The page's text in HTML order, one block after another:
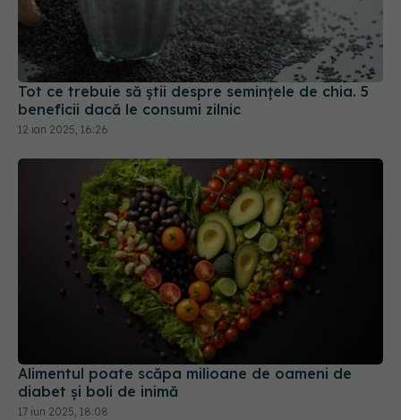
Tot ce trebuie să știi despre semințele de chia. 5
beneficii dacă le consumi zilnic
12 ian 2025, 16:26
Alimentul poate scăpa milioane de oameni de
diabet și boli de inimă
17 iun 2025, 18:08